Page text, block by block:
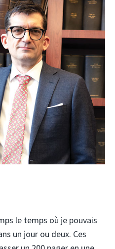
le temps où je pouvais
un jour ou deux. Ces